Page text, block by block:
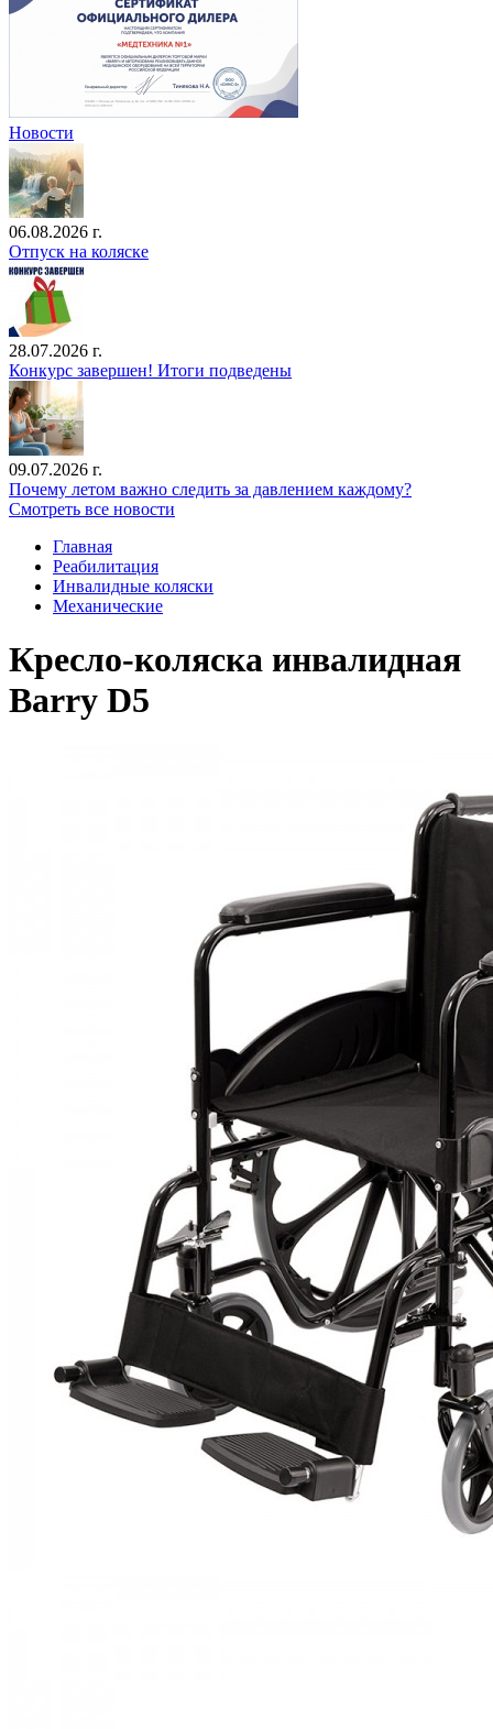
Новости
06.08.2026 г.
Отпуск на коляске
28.07.2026 г.
Конкурс завершен! Итоги подведены
09.07.2026 г.
Почему летом важно следить за давлением каждому?
Смотреть все новости
Главная
Реабилитация
Инвалидные коляски
Механические
Кресло-коляска инвалидная
Barry D5